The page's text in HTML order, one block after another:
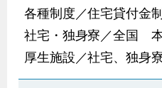
各種制度／住宅貸付金
社宅・独身寮／全国
厚生施設／社宅、独身